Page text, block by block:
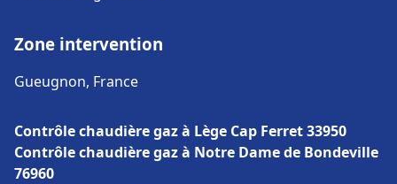
Zone intervention
Gueugnon, France
Contrôle chaudière gaz à Lège Cap Ferret 33950
Contrôle chaudière gaz à Notre Dame de Bondeville
76960